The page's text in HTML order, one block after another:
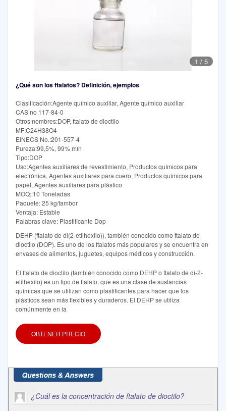
1 / 5
¿Qué son los ftalatos? Definición, ejemplos
Clasificación:Agente químico auxiliar, Agente químico auxiliar
CAS no 117-84-0
Otros nombres:DOP, ftalato de dioctilo
MF:C24H38O4
EINECS No.:201-557-4
Pureza:99,5%, 99% mín
Tipo:DOP
Uso:Agentes auxiliares de revestimiento, Productos químicos para
electrónica, Agentes auxiliares para cuero, Productos químicos para
papel, Agentes auxiliares para plástico
MOQ::10 Toneladas
Paquete: 25 kg/tambor
Ventaja: Estable
Palabras clave: Plastificante Dop
DEHP (ftalato de di(2-etilhexilo)), también conocido como ftalato de
dioctilo (DOP). Es uno de los ftalatos más populares y se encuentra en
envases de alimentos, juguetes, equipos médicos y construcción.
El ftalato de dioctilo (también conocido como DEHP o ftalato de di-2-
etilhexilo) es un tipo de ftalato, que es una clase de sustancias
químicas que se utilizan como plastificantes para hacer que los
plásticos sean más flexibles y duraderos. El DEHP se utiliza
comúnmente en la
OBTENER PRECIO
¿Cuál es la concentración de ftalato de dioctilo?